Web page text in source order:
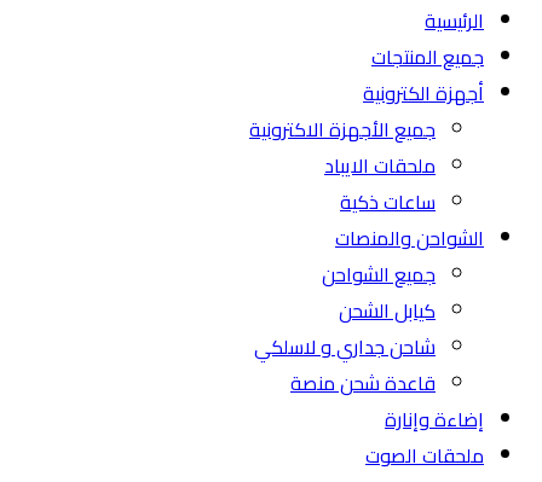
الرئيسية
جميع المنتجات
أجهزة الكترونية
جميع الأجهزة الاكترونية
ملحقات الايباد
ساعات ذكية
الشواحن والمنصات
جميع الشواحن
كيابل الشحن
شاحن جداري و لاسلكي
قاعدة شحن منصة
إضاءة وإنارة
ملحقات الصوت